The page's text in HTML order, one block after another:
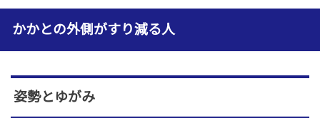
かかとの外側がすり減る人
姿勢とゆがみ